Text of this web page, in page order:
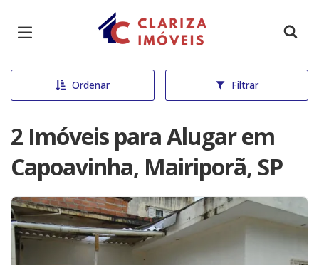
Página inicial
Ordenar Filtrar
2 Imóveis para Alugar em
Capoavinha, Mairiporã, SP